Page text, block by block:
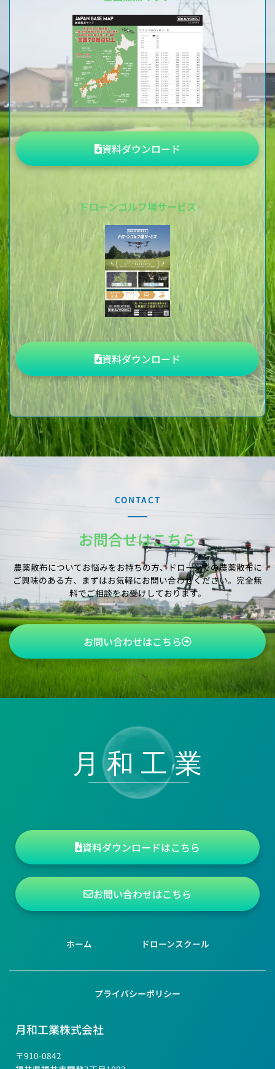
資料ダウンロード
ドローンゴルフ場サービス
資料ダウンロード
CONTACT
お問合せはこちら
農薬散布についてお悩みをお持ちの方、ドローンでの農薬散布に
ご興味のある方、 まずはお気軽にお問い合わせください。完全無
料でご相談をお受けしております。
お問い合わせはこちら
資料ダウンロードはこちら
お問い合わせはこちら
ホーム ドローンスクール
月和工業株式会社
〒910-0842
プライバシーポリシー